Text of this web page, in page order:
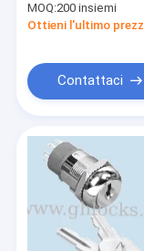
commutatore di
funzione
MOQ:200 insiemi
Ottieni l'ultimo
Contattaci